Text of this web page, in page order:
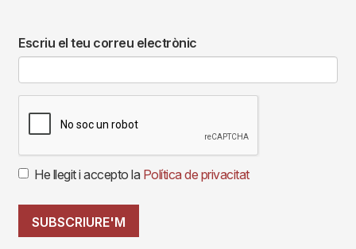
Escriu el teu correu electrònic
He llegit i accepto la Política de privacitat
SUBSCRIURE'M